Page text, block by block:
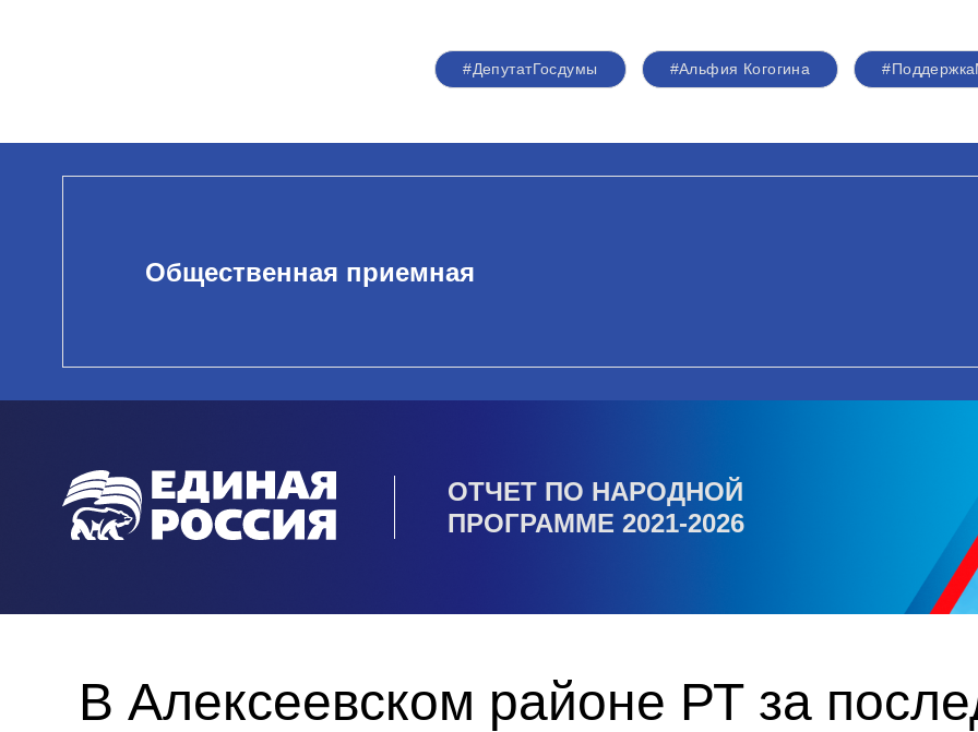
#ДепутатГосдумы #Альфия Когогина
Общественная приемная
ОТЧЕТ ПО НАРОДНОЙ
ПРОГРАММЕ 2021-2026
В Алексеевском районе РТ за